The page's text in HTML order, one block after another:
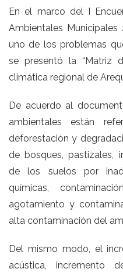
En el marco del I
Ambientales
uno de los problemas
se presentó la “Matriz
climática regional de
De acuerdo al
ambientales están
deforestación y
de bosques, pastizales,
de los suelos por
químicas,
agotamiento y
alta contaminación del
Del mismo modo, el
acústica, incremento